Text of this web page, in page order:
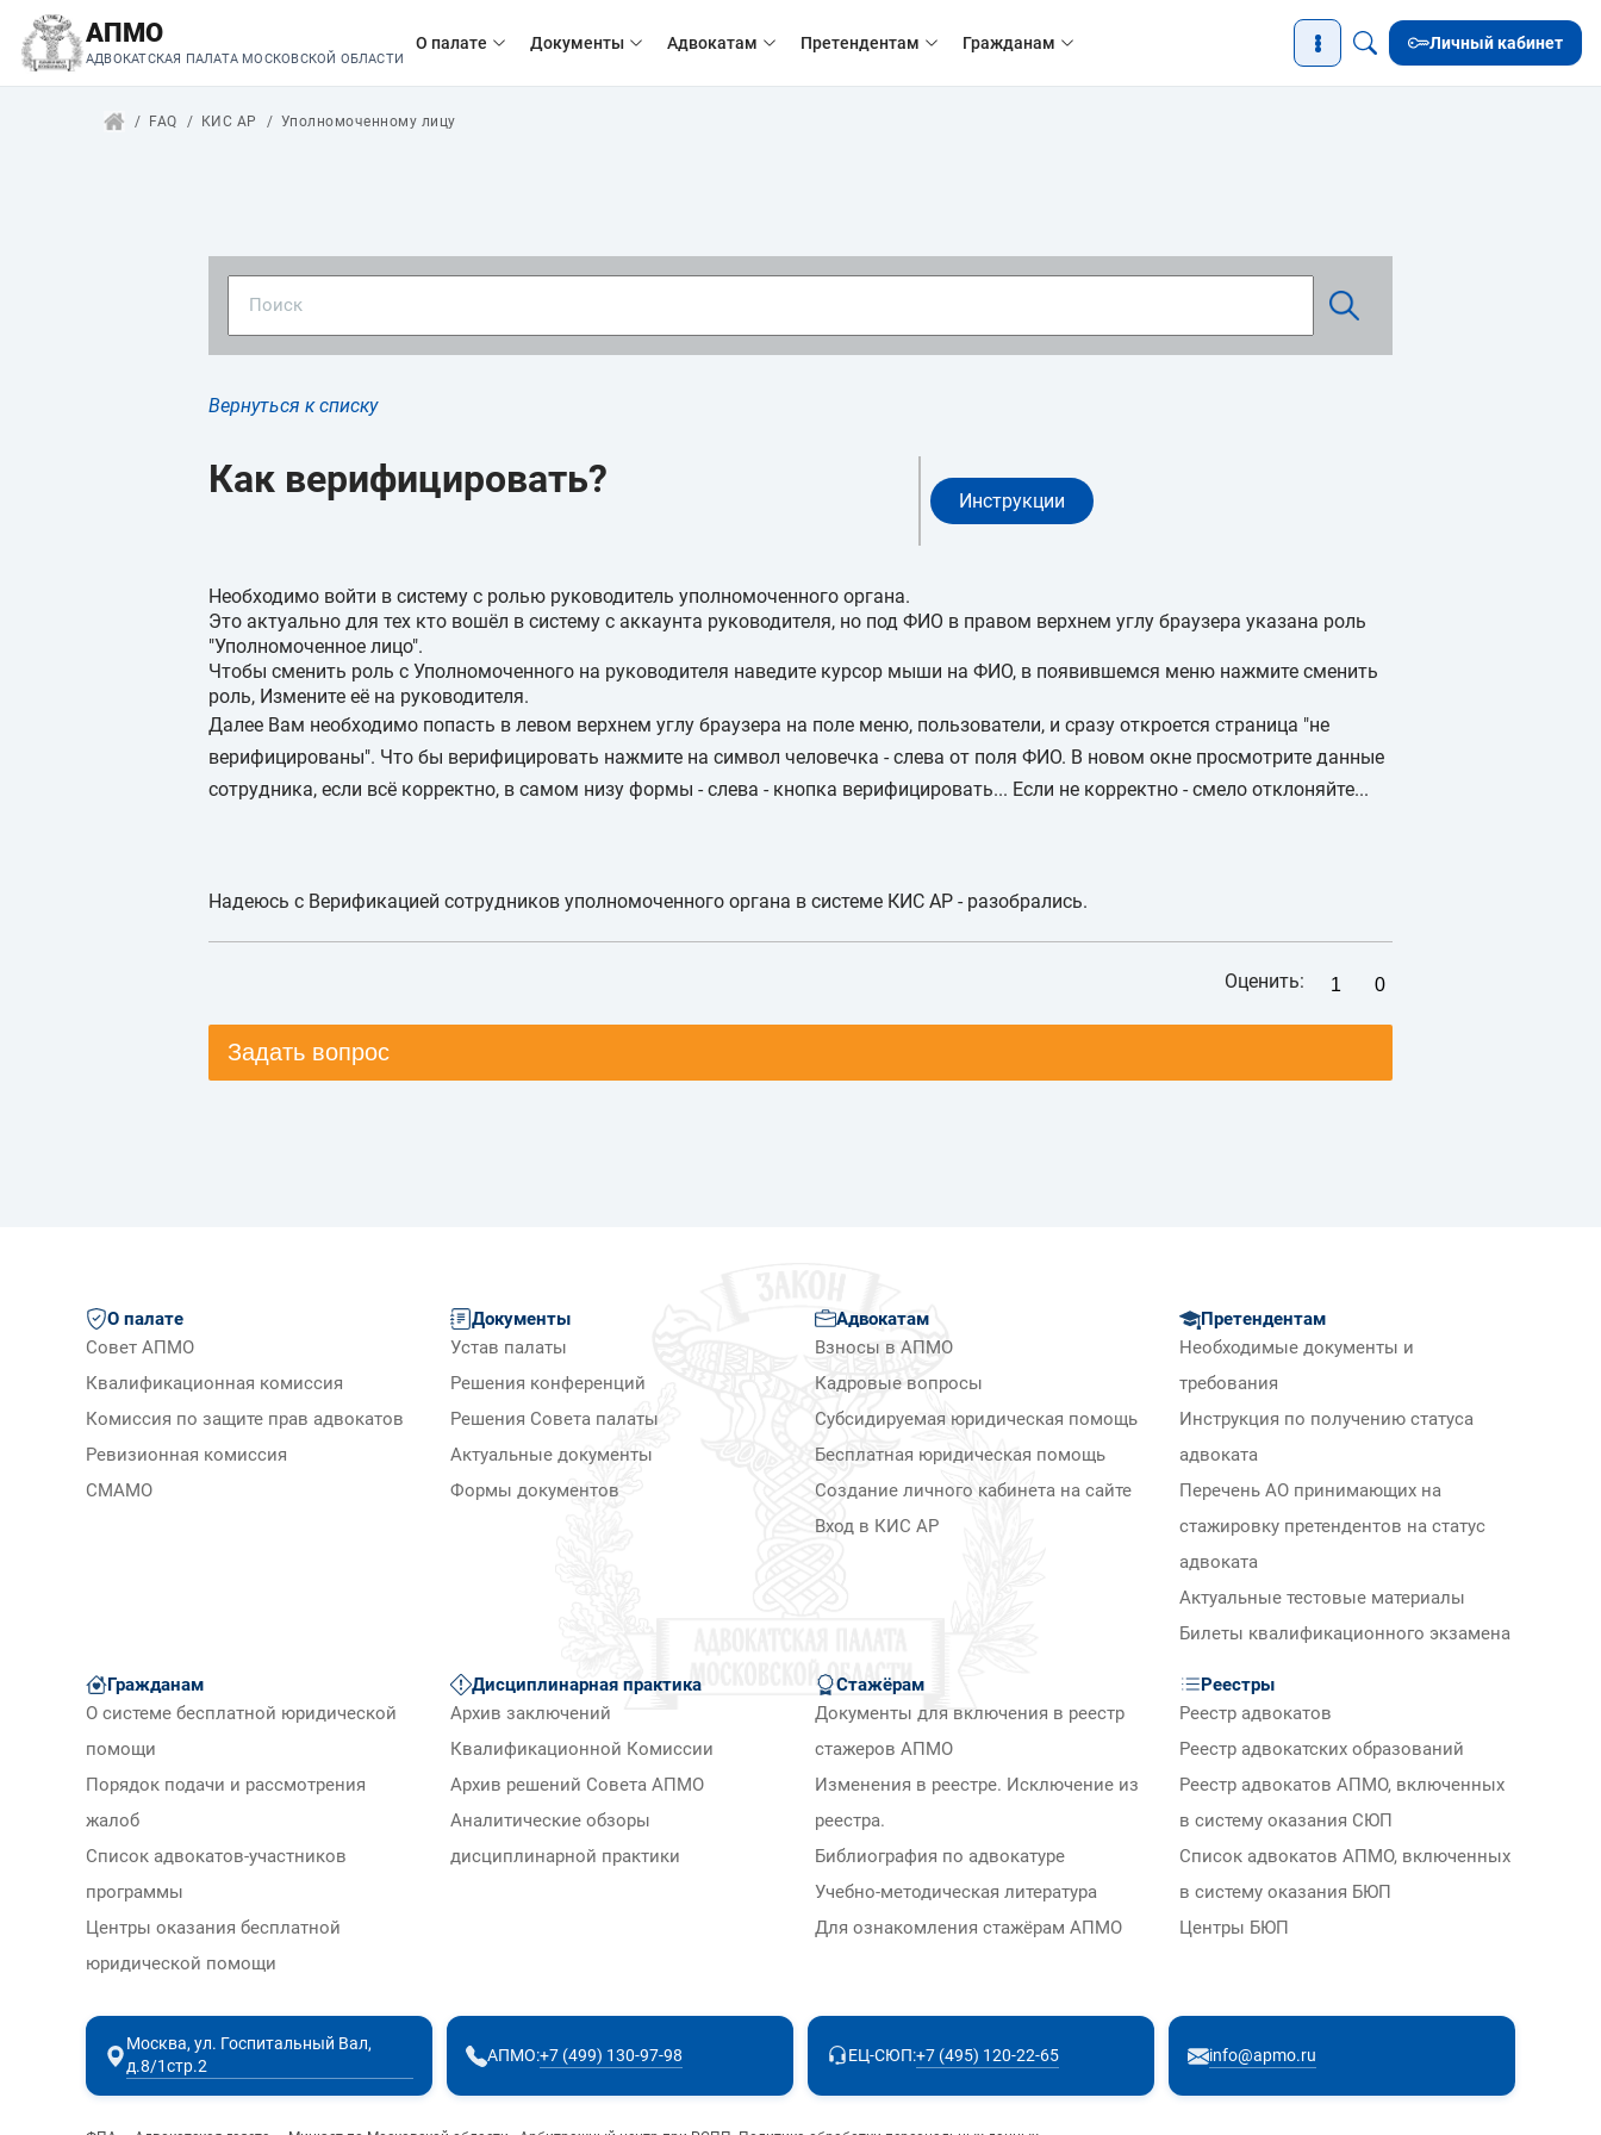
АПМО
АДВОКАТСКАЯ ПАЛАТА МОСКОВСКОЙ ОБЛАСТИ
О палате Документы Адвокатам Претендентам Гражданам Личный кабинет
FAQ КИС АР Уполномоченному лицу
Вернуться к списку
Как верифицировать? Инструкции
Необходимо войти в систему с ролью руководитель уполномоченного органа.
Это актуально для тех кто вошёл в систему с аккаунта руководителя, но под ФИО в правом верхнем углу браузера указана роль
"Уполномоченное лицо".
Чтобы сменить роль с Уполномоченного на руководителя наведите курсор мыши на ФИО, в появившемся меню нажмите сменить
роль, Измените её на руководителя.
Далее Вам необходимо попасть в левом верхнем углу браузера на поле меню, пользователи, и сразу откроется страница "не
верифицированы". Что бы верифицировать нажмите на символ человечка - слева от поля ФИО. В новом окне просмотрите данные
сотрудника, если всё корректно, в самом низу формы - слева - кнопка верифицировать... Если не корректно - смело отклоняйте...
Надеюсь с Верификацией сотрудников уполномоченного органа в системе КИС АР - разобрались.
Оценить: 1 0
Задать вопрос
О палате
Совет АПМО
Квалификационная комиссия
Комиссия по защите прав адвокатов
Ревизионная комиссия
СМАМО
Документы
Устав палаты
Решения конференций
Решения Совета палаты
Актуальные документы
Формы документов
Адвокатам
Взносы в АПМО
Кадровые вопросы
Субсидируемая юридическая помощь
Бесплатная юридическая помощь
Создание личного кабинета на сайте
Вход в КИС АР
Претендентам
Необходимые документы и
требования
Инструкция по получению статуса
адвоката
Перечень АО принимающих на
стажировку претендентов на статус
адвоката
Актуальные тестовые материалы
Билеты квалификационного экзамена
Гражданам
О системе бесплатной юридической
помощи
Порядок подачи и рассмотрения
жалоб
Список адвокатов-участников
программы
Центры оказания бесплатной
юридической помощи
Дисциплинарная практика
Архив заключений
Квалификационной Комиссии
Архив решений Совета АПМО
Аналитические обзоры
дисциплинарной практики
Стажёрам
Документы для включения в реестр
стажеров АПМО
Изменения в реестре. Исключение из
реестра.
Библиография по адвокатуре
Учебно-методическая литература
Для ознакомления стажёрам АПМО
Реестры
Реестр адвокатов
Реестр адвокатских образований
Реестр адвокатов АПМО, включенных
в систему оказания СЮП
Список адвокатов АПМО, включенных
в систему оказания БЮП
Центры БЮП
Москва, ул. Госпитальный Вал,
д.8/1стр.2
АПМО:+7 (499) 130-97-98 ЕЦ-СЮП:+7 (495) 120-22-65 info@apmo.ru